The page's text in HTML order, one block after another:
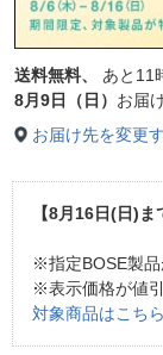
送料無料、 あと 11
8月9日（日） お届
お届け先を変更
【8月16日(日)
※指定BOSE製
※表示価格が値
対象商品はこちら